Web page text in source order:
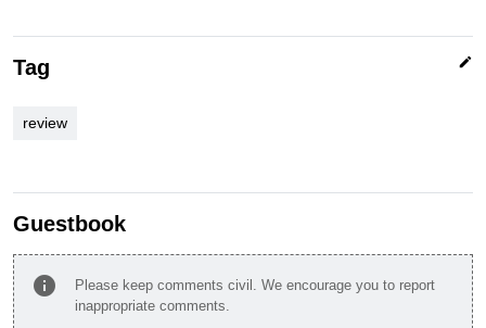
Tag edit
review
Guestbook
info
Please keep comments civil. We encourage you to report
inappropriate comments.